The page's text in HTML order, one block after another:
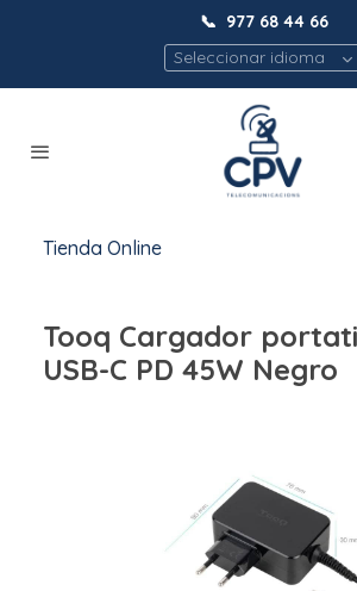
📞 977 68 44 66
Seleccionar idioma
Tienda Online
Tooq Cargador
USB-C PD 45W Negro